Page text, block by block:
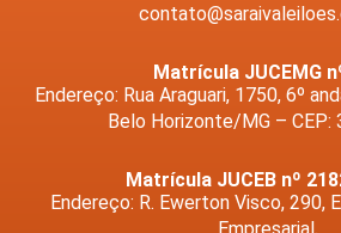
Matrícula JUCEMG
Endereço: Rua Araguari, 1750, 6º
Belo Horizonte/MG – CEP:
Matrícula JUCEB nº
Endereço: R. Ewerton Visco, 290,